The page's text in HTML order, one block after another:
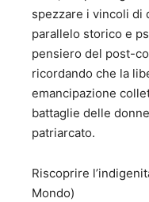
spezzare i vincoli di
parallelo storico e
pensiero del post-
ricordando che la
emancipazione
battaglie delle
patriarcato.
Riscoprire
Mondo)